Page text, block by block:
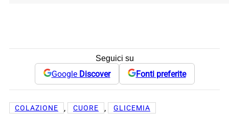
Seguici su
Google Discover Fonti preferite
COLAZIONE , CUORE , GLICEMIA